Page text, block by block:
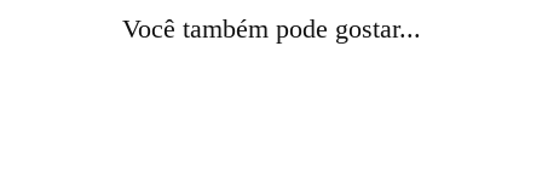
Você também pode gostar...
Série cores: os segredos do azul
cotidiano curiosidades